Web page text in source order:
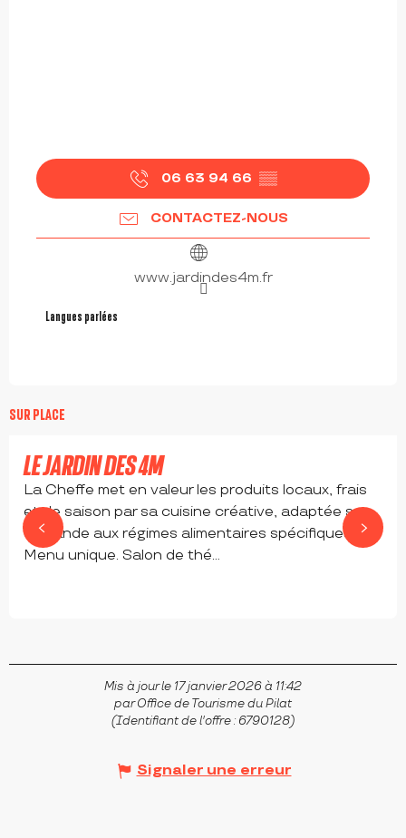
06 63 94 66 ▒▒
CONTACTEZ-NOUS
www.jardindes4m.fr
Langues parlées
Langues parlées
SUR PLACE
LE JARDIN DES 4M
La Cheffe met en valeur les produits locaux, frais
et de saison par sa cuisine créative, adaptée sur
demande aux régimes alimentaires spécifiques.
Menu unique. Salon de thé...
Mis à jour le 17 janvier 2026 à 11:42
par Office de Tourisme du Pilat
(Identifiant de l'offre : 6790128)
Signaler une erreur